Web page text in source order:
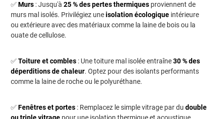
✅Murs : Jusqu'à25 % des pertes thermiques proviennent de
murs mal isolés. Privilégiez uneisolation écologique intérieure
ou extérieure avec des matériaux comme la laine de bois ou la
ouate de cellulose.
✅Toiture et combles : Une toiture mal isolée entraîne30 % des
déperditions de chaleur. Optez pour des isolants performants
comme la laine de roche ou le polyuréthane.
✅Fenêtres et portes : Remplacez le simple vitrage par dudouble